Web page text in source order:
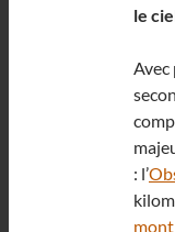
le
Avec
: l’